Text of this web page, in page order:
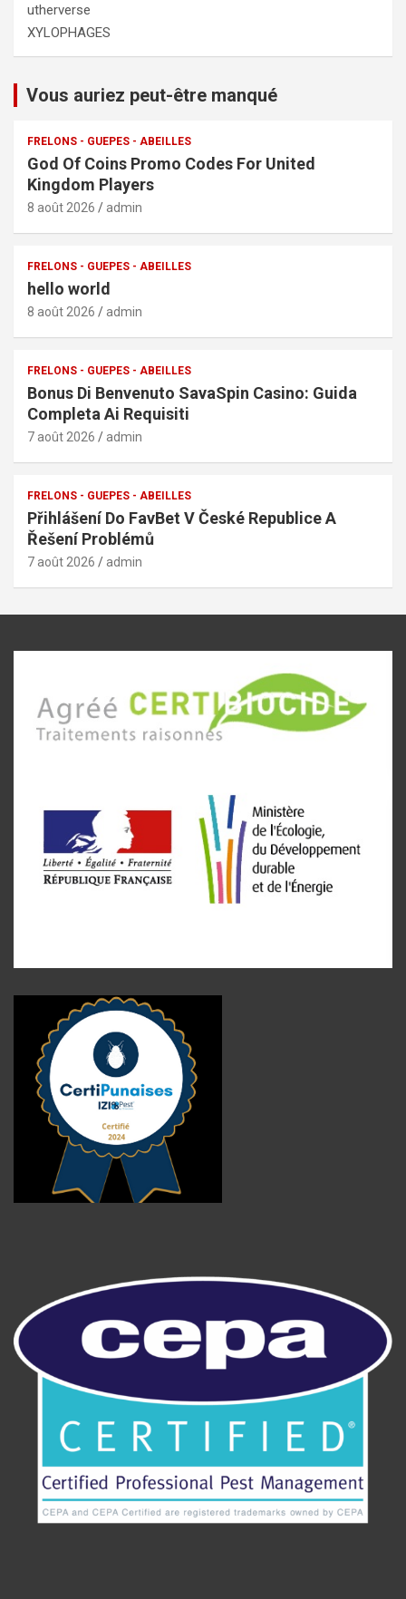
utherverse
XYLOPHAGES
Vous auriez peut-être manqué
FRELONS - GUEPES - ABEILLES
God Of Coins Promo Codes For United
Kingdom Players
8 août 2026 admin
FRELONS - GUEPES - ABEILLES
hello world
8 août 2026 admin
FRELONS - GUEPES - ABEILLES
Bonus Di Benvenuto SavaSpin Casino: Guida
Completa Ai Requisiti
7 août 2026 admin
FRELONS - GUEPES - ABEILLES
Přihlášení Do FavBet V České Republice A
Řešení Problémů
7 août 2026 admin